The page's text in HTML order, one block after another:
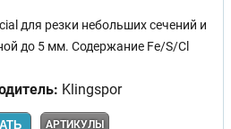
для резки небольших сечений и
до 5 мм. Содержание Fe/S/Cl
Klingspor
АРТИКУЛЫ